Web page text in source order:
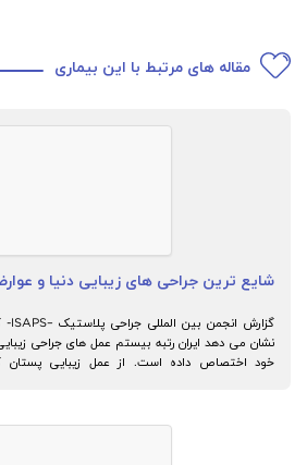
مقاله های مرتبط با این بیماری
شایع ترین جراحی های زیبایی دنیا و
نشان می دهد ایران رتبه بیستم عمل های جراحی
خود اختصاص داده است. از عمل زیبایی پستان